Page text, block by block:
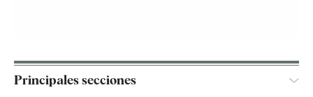
Principales secciones